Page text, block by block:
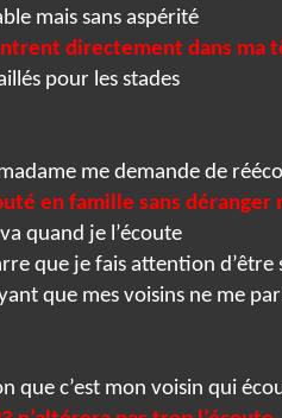
mais sans aspérité
directement dans ma
pour les stades
me demande de
en famille sans déranger
quand je l’écoute
que je fais attention d’être
que mes voisins ne me
que c’est mon voisin qui